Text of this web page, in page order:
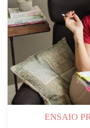
ENSAIO